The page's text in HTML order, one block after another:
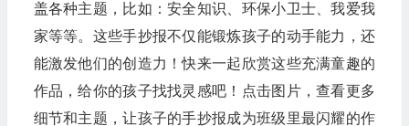
盖各种主题，比如：安全知识、环保小卫士、我爱我
家等等。这些手抄报不仅能锻炼孩子的动手能力，还
能激发他们的创造力！快来一起欣赏这些充满童趣的
作品，给你的孩子找找灵感吧！点击图片，查看更多
细节和主题，让孩子的手抄报成为班级里最闪耀的作